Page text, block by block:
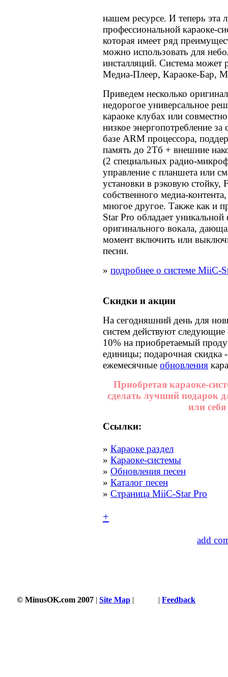
нашем ресурсе. И теперь эта
профессиональной караоке-
которая имеет ряд
можно использовать для
инсталляций. Система может
Медиа-Плеер, Караоке-Бар,
Приведем несколько
недорогое универсальное
караоке клубах или
низкое энергопотребление
базе ARM процессора,
память до 2Тб + внешние
(2 специальных радио-
управление с планшета или
установки в рэковую стойку,
собственного медиа-
многое другое. Также как и
Star Pro обладает
оригинального вокала,
момент включить или
песни.
» подробнее о системе MiiC-
Скидки и акции
На сегодняшний день для
систем действуют следующие
10% на приобретаемый
единицы; подарочная скидка
ежемесячные обновления
Приобретая караоке-
сделать лучший подарок
или
Ссылки:
» Караоке раздел
» Караоке-системы
» Обновления песен
» Каталог песен
» Страница MiiC-Star Pro
+
add
© MinusOK.com 2007 | Site Map | | Feedback